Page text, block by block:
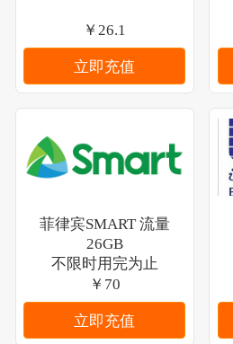
￥26.1
立即充值
菲律宾SMART 流量
26GB
不限时用完为止
￥70
立即充值